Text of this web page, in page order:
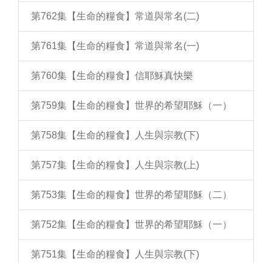
第762集【生命的糧食】常道與常名(二)
第761集【生命的糧食】常道與常名(一)
第760集【生命的糧食】信耶穌真快樂
第759集【生命的糧食】世界的希望耶穌（一）
第758集【生命的糧食】人生與宗教(下)
第757集【生命的糧食】人生與宗教(上)
第753集【生命的糧食】世界的希望耶穌（二）
第752集【生命的糧食】世界的希望耶穌（一）
第751集【生命的糧食】人生與宗教(下)